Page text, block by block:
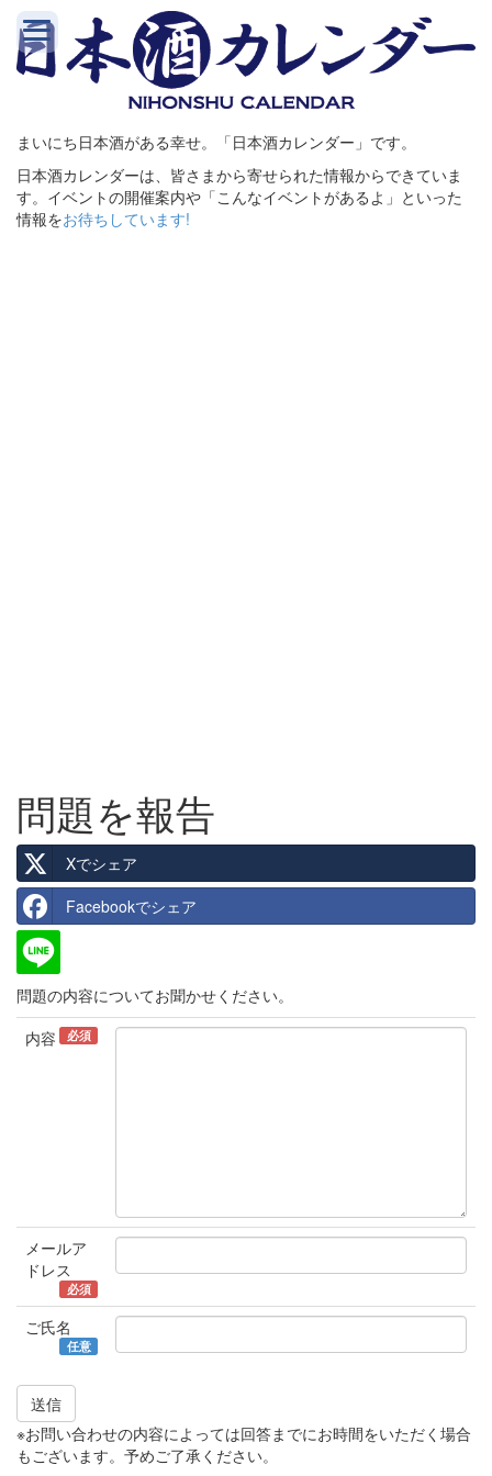
まいにち日本酒がある幸せ。「日本酒カレンダー」です。
日本酒カレンダーは、皆さまから寄せられた情報からできていま
す。イベントの開催案内や「こんなイベントがあるよ」といった
情報をお待ちしています!
問題を報告
Xでシェア
Facebookでシェア
問題の内容についてお聞かせください。
内容
必須
メールア
ドレス
必須
ご氏名
任意
送信
※お問い合わせの内容によっては回答までにお時間をいただく場合
もございます。予めご了承ください。